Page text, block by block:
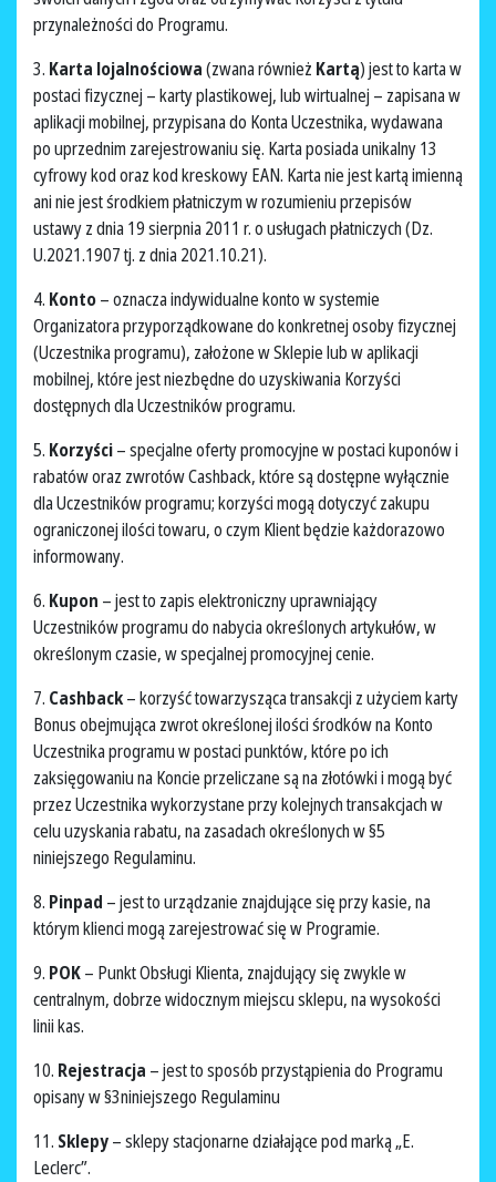
przynależności do Programu.
3. Karta lojalnościowa(zwana również Kartą) jest to karta w
postaci fizycznej – karty plastikowej, lub wirtualnej – zapisana w
aplikacji mobilnej, przypisana do Konta Uczestnika, wydawana
po uprzednim zarejestrowaniu się. Karta posiada unikalny 13
cyfrowy kod oraz kod kreskowy EAN. Karta nie jest kartą imienną
ani nie jest środkiem płatniczym w rozumieniu przepisów
ustawy z dnia 19 sierpnia 2011 r. o usługach płatniczych (Dz.
U.2021.1907 tj. z dnia 2021.10.21).
4. Konto– oznacza indywidualne konto w systemie
Organizatora przyporządkowane do konkretnej osoby fizycznej
(Uczestnika programu), założone w Sklepie lub w aplikacji
mobilnej, które jest niezbędne do uzyskiwania Korzyści
dostępnych dla Uczestników programu.
5. Korzyści– specjalne oferty promocyjne w postaci kuponów i
rabatów oraz zwrotów Cashback, które są dostępne wyłącznie
dla Uczestników programu; korzyści mogą dotyczyć zakupu
ograniczonej ilości towaru, o czym Klient będzie każdorazowo
informowany.
6. Kupon – jest to zapis elektroniczny uprawniający
Uczestników programu do nabycia określonych artykułów, w
określonym czasie, w specjalnej promocyjnej cenie.
7. Cashback– korzyść towarzysząca transakcji z użyciem karty
Bonus obejmująca zwrot określonej ilości środków na Konto
Uczestnika programu w postaci punktów, które po ich
zaksięgowaniu na Koncie przeliczane są na złotówki i mogą być
przez Uczestnika wykorzystane przy kolejnych transakcjach w
celu uzyskania rabatu, na zasadach określonych w §5
niniejszego Regulaminu.
8. Pinpad – jest to urządzanie znajdujące się przy kasie, na
którym klienci mogą zarejestrować się w Programie.
9. POK– Punkt Obsługi Klienta, znajdujący się zwykle w
centralnym, dobrze widocznym miejscu sklepu, na wysokości
linii kas.
10. Rejestracja – jest to sposób przystąpienia do Programu
opisany w §3niniejszego Regulaminu
11. Sklepy– sklepy stacjonarne działające pod marką „E.
Leclerc”.